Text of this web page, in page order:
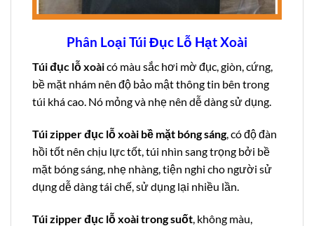
Phân Loại Túi Đục Lỗ Hạt Xoài
Túi đục lỗ xoàicó màu sắc hơi mờ đục, giòn, cứng,
bề mặt nhám nên độ bảo mật thông tin bên trong
túi khá cao. Nó mỏng và nhẹ nên dễ dàng sử dụng.
Túi zipper đục lỗ xoài bề mặt bóng sáng, có độ đàn
hồi tốt nên chịu lực tốt, túi nhìn sang trọng bởi bề
mặt bóng sáng, nhẹ nhàng, tiện nghi cho người sử
dụng dễ dàng tái chế, sử dụng lại nhiều lần.
Túi zipper đục lỗ xoài trong suốt , không màu,